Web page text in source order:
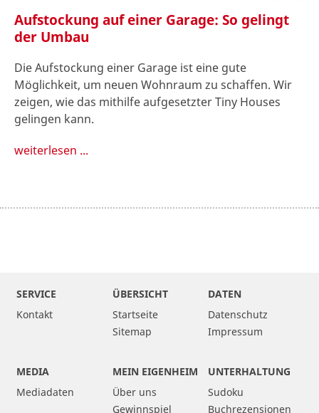
Aufstockung auf einer Garage: So gelingt
der Umbau
Die Aufstockung einer Garage ist eine gute
Möglichkeit, um neuen Wohnraum zu schaffen. Wir
zeigen, wie das mithilfe aufgesetzter Tiny Houses
gelingen kann.
weiterlesen ...
SERVICE
Kontakt
ÜBERSICHT
Startseite
Sitemap
DATEN
Datenschutz
Impressum
MEDIA
Mediadaten
MEIN EIGENHEIM
Über uns
Gewinnspiel
UNTERHALTUNG
Sudoku
Buchrezensionen